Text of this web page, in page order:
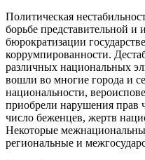
Политическая
борьбе представительной и
бюрократизации
коррумпированности.
различных национальных
вошли во многие города и
национальности,
приобрели нарушения прав
число беженцев, жертв
Некоторые
региональные и